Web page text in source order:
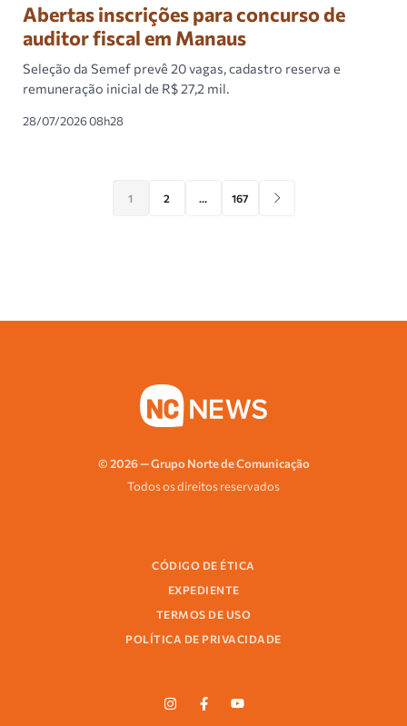
Abertas inscrições para concurso de
auditor fiscal em Manaus
Seleção da Semef prevê 20 vagas, cadastro reserva e
remuneração inicial de R$ 27,2 mil.
28/07/2026 08h28
1 2 167
© 2026 — Grupo Norte de Comunicação
Todos os direitos reservados
CÓDIGO DE ÉTICA
EXPEDIENTE
TERMOS DE USO
POLÍTICA DE PRIVACIDADE